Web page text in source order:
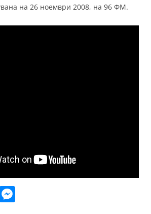
на 26 ноември 2008, на 96 ФМ.